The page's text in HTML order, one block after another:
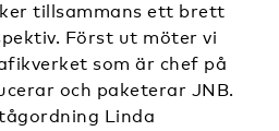
tillsammans ett brett
Först ut möter vi
som är chef på
och paketerar JNB.
Linda